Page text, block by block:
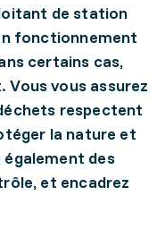
de station
fonctionnement
certains cas,
Vous vous assurez
respectent
la nature et
des
et encadrez